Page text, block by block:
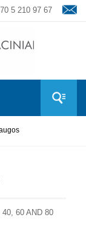
5 210 97 67
60 AND 80